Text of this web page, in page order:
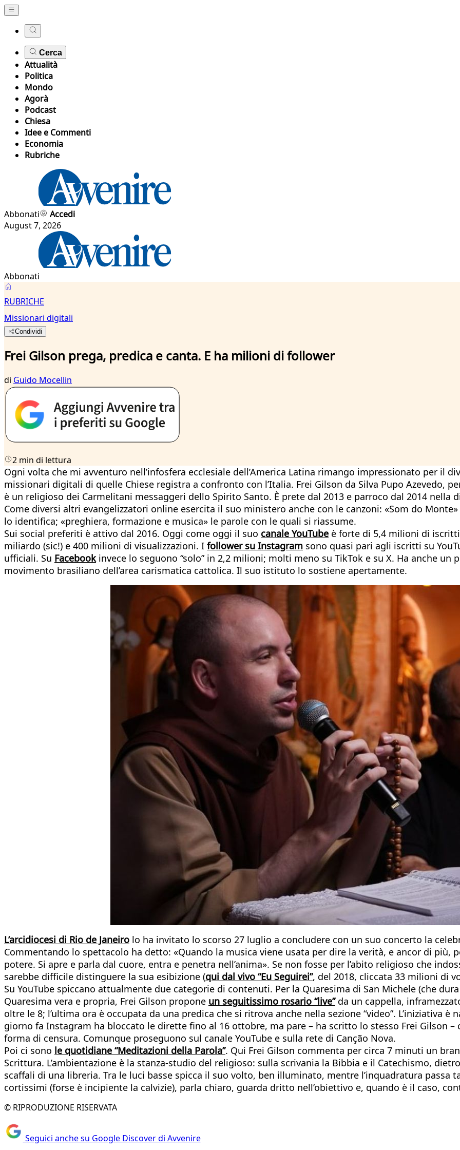
Cerca
Attualità
Politica
Mondo
Agorà
Podcast
Chiesa
Idee e Commenti
Economia
Rubriche
Abbonati
Accedi
August 7, 2026
Abbonati
RUBRICHE
Missionari digitali
Condividi
Frei Gilson prega, predica e canta. E ha milioni di follower
di Guido Mocellin
2 min di lettura
Ogni volta che mi avventuro nell’infosfera ecclesiale dell’America Latina rimango impressionato per il
missionari digitali di quelle Chiese registra a confronto con l’Italia. Frei Gilson da Silva Pupo Azevedo,
è un religioso dei Carmelitani messaggeri dello Spirito Santo. È prete dal 2013 e parroco dal 2014 nella
Come diversi altri evangelizzatori online esercita il suo ministero anche con le canzoni: «Som do
lo identifica; «preghiera, formazione e musica» le parole con le quali si riassume.
Sui social preferiti è attivo dal 2016. Oggi come oggi il suo canale YouTube è forte di 5,4 milioni di
miliardo (sic!) e 400 milioni di visualizzazioni. I follower su Instagram sono quasi pari agli iscritti su
ufficiali. Su Facebookinvece lo seguono “solo” in 2,2 milioni; molti meno su TikTok e su X. Ha anche un
movimento brasiliano dell’area carismatica cattolica. Il suo istituto lo sostiene apertamente.
L’arcidiocesi di Rio de Janeiro lo ha invitato lo scorso 27 luglio a concludere con un suo concerto la
Commentando lo spettacolo ha detto: «Quando la musica viene usata per dire la verità, e ancor di più,
potere. Si apre e parla dal cuore, entra e penetra nell’anima». Se non fosse per l’abito religioso che
sarebbe difficile distinguere la sua esibizione (qui dal vivo “Eu Seguirei”, del 2018, cliccata 33 milioni di
Su YouTube spiccano attualmente due categorie di contenuti. Per la Quaresima di San Michele (che
Quaresima vera e propria, Frei Gilson propone un seguitissimo rosario “live”da un cappella,
oltre le 8; l’ultima ora è occupata da una predica che si ritrova anche nella sezione “video”. L’iniziativa è
giorno fa Instagram ha bloccato le dirette fino al 16 ottobre, ma pare – ha scritto lo stesso Frei Gilson
forma di censura. Comunque proseguono sul canale YouTube e sulla rete di Canção Nova.
Poi ci sono le quotidiane “Meditazioni della Parola”. Qui Frei Gilson commenta per circa 7 minuti un
Scrittura. L’ambientazione è la stanza-studio del religioso: sulla scrivania la Bibbia e il Catechismo,
scaffali di una libreria. Tra le luci basse spicca il suo volto, ben illuminato, mentre l’inquadratura passa
cortissimi (forse è incipiente la calvizie), parla chiaro, guarda dritto nell’obiettivo e, quando è il caso,
© RIPRODUZIONE RISERVATA
Seguici anche su Google Discover di Avvenire